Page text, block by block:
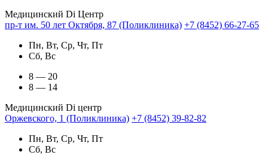
Медицинский Di Центр
пр-т им. 50 лет Октября, 87 (Поликлиника) +7 (8452) 66-27-65
Пн, Вт, Ср, Чт, Пт
Сб, Вс
8 — 20
8 — 14
Медицинский Di центр
Оржевского, 1 (Поликлиника) +7 (8452) 39-82-82
Пн, Вт, Ср, Чт, Пт
Сб, Вс